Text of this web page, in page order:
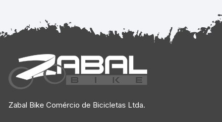
Zabal Bike Comércio de Bicicletas Ltda.